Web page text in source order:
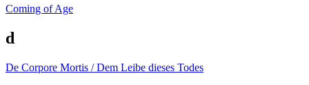
Coming of Age
d
De Corpore Mortis / Dem Leibe dieses Todes